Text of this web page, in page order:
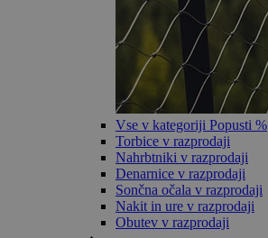
Vse v kategoriji Popusti %
Torbice v razprodaji
Nahrbtniki v razprodaji
Denarnice v razprodaji
Sončna očala v razprodaji
Nakit in ure v razprodaji
Obutev v razprodaji